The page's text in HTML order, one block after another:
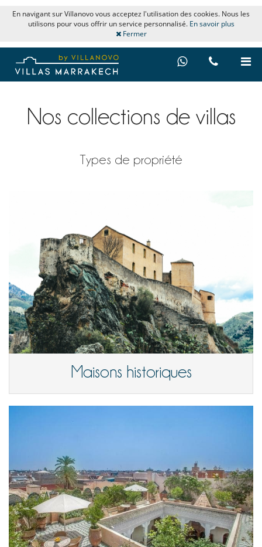
En navigant sur Villanovo vous acceptez l'utilisation des cookies. Nous les
utilisons pour vous offrir un service personnalisé. En savoir plus
Fermer
Nos collections de villas
Types de propriété
Maisons historiques